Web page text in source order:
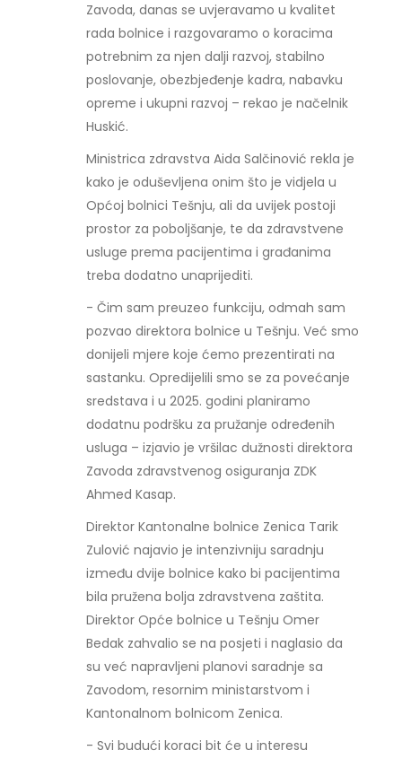
Zavoda, danas se uvjeravamo u kvalitet
rada bolnice i razgovaramo o koracima
potrebnim za njen dalji razvoj, stabilno
poslovanje, obezbjeđenje kadra, nabavku
opreme i ukupni razvoj – rekao je načelnik
Huskić.
Ministrica zdravstva Aida Salčinović rekla je
kako je oduševljena onim što je vidjela u
Općoj bolnici Tešnju, ali da uvijek postoji
prostor za poboljšanje, te da zdravstvene
usluge prema pacijentima i građanima
treba dodatno unaprijediti.
- Čim sam preuzeo funkciju, odmah sam
pozvao direktora bolnice u Tešnju. Već smo
donijeli mjere koje ćemo prezentirati na
sastanku. Opredijelili smo se za povećanje
sredstava i u 2025. godini planiramo
dodatnu podršku za pružanje određenih
usluga – izjavio je vršilac dužnosti direktora
Zavoda zdravstvenog osiguranja ZDK
Ahmed Kasap.
Direktor Kantonalne bolnice Zenica Tarik
Zulović najavio je intenzivniju saradnju
između dvije bolnice kako bi pacijentima
bila pružena bolja zdravstvena zaštita.
Direktor Opće bolnice u Tešnju Omer
Bedak zahvalio se na posjeti i naglasio da
su već napravljeni planovi saradnje sa
Zavodom, resornim ministarstvom i
Kantonalnom bolnicom Zenica.
- Svi budući koraci bit će u interesu